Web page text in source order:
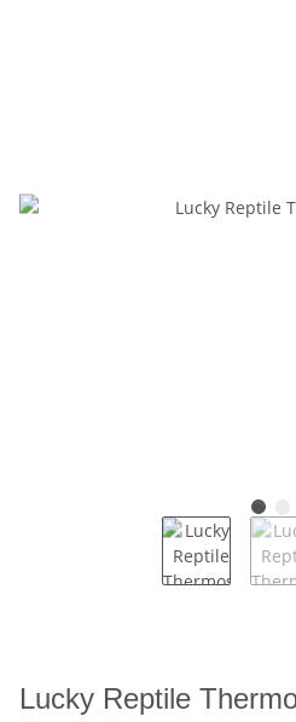
Lucky Reptile